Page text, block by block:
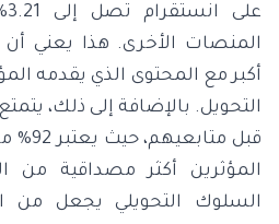
المنصات الأخرى. هذا يعني
أكبر مع المحتوى الذي يقدمه
التحويل. بالإضافة إلى ذلك،
قبل
المؤثرين أكثر مصداقية من
السلوك التحويلي يجعل من